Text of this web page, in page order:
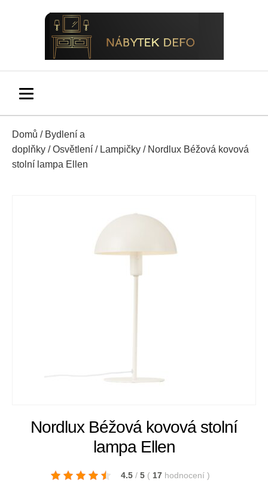
Domů / Bydlení a
doplňky /Osvětlení / Lampičky / Nordlux Béžová kovová
stolní lampa Ellen
Nordlux Béžová kovová stolní
lampa Ellen
4.5 / 5 ( 17 hodnocení )